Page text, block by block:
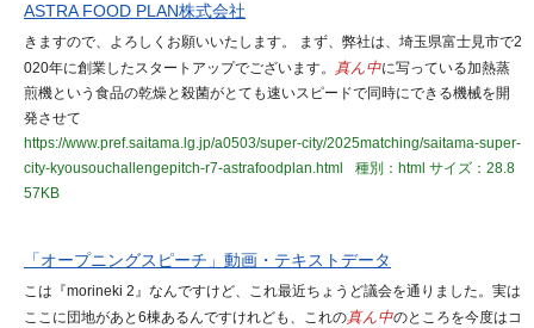
ASTRA FOOD PLAN株式会社
きますので、よろしくお願いいたします。 まず、弊社は、埼玉県富士見市で2
020年に創業したスタートアップでございます。 真ん中に写っている加熱蒸
煎機という食品の乾燥と殺菌がとても速いスピードで同時にできる機械を開
発させて
https://www.pref.saitama.lg.jp/a0503/super-city/2025matching/saitama-super-
city-kyousouchallengepitch-r7-astrafoodplan.html
種別：html サイズ：28.8
57KB
「オープニングスピーチ」動画・テキストデータ
こは『morineki 2』なんですけど、これ最近ちょうど議会を通りました。実は
ここに団地があと6棟あるんですけれども、これの真ん中のところを今度はコ